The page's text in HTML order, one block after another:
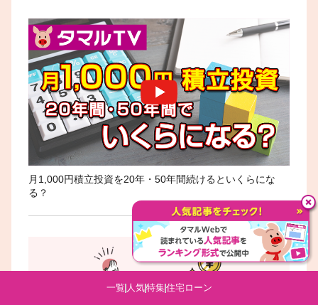
一覧 人気特集住宅ローン
月1,000円積立投資を20年・50年間続けるといくらにな
る？